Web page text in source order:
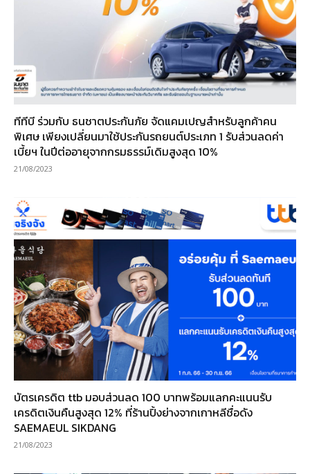
ทีทีบี ร่วมกับ ธนชาตประกันภัย จัดแคมเปญสำหรับลูกค้าคน
พิเศษ เพียงเปลี่ยนมาใช้ประกันรถยนต์ประเภท 1 รับส่วนลดค่า
เบี้ยฯ ในปีต่ออายุจากกรมธรรม์เดิมสูงสุด 10%
21/08/2023
บัตรเครดิต ttb มอบส่วนลด 100 บาทพร้อมแลกคะแนนรับ
เครดิตเงินคืนสูงสุด 12% ที่ร้านปิ้งย่างจากเกาหลีชื่อดัง
SAEMAEUL SIKDANG
21/08/2023